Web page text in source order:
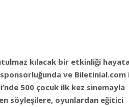
kılacak bir etkinliği
ve Biletinial.com
500 çocuk ilk kez sinemayla
söyleşilere, oyunlardan eğitici